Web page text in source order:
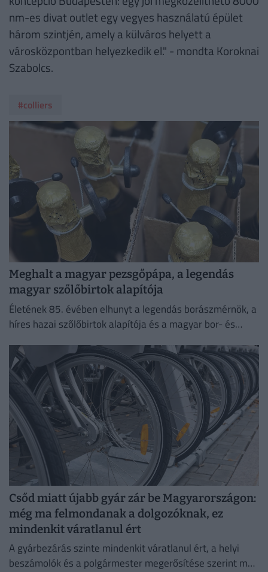
nm-es divat outlet egy vegyes használatú épület
három szintjén, amely a külváros helyett a
városközpontban helyezkedik el." - mondta Koroknai
Szabolcs.
#colliers
Meghalt a magyar pezsgőpápa, a legendás
magyar szőlőbirtok alapítója
Életének 85. évében elhunyt a legendás borászmérnök, a
híres hazai szőlőbirtok alapítója és a magyar bor- és
Csőd miatt újabb gyár zár be Magyarországon:
még ma felmondanak a dolgozóknak, ez
mindenkit váratlanul ért
A gyárbezárás szinte mindenkit váratlanul ért, a helyi
beszámolók és a polgármester megerősítése szerint még